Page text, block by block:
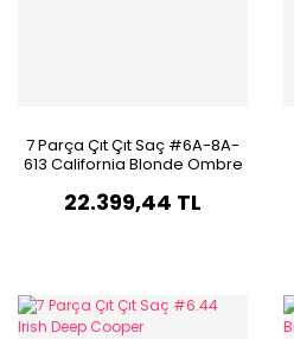
7 Parça Çıt Çıt Saç #6A-8A-
613 California Blonde Ombre
22.399,44 TL